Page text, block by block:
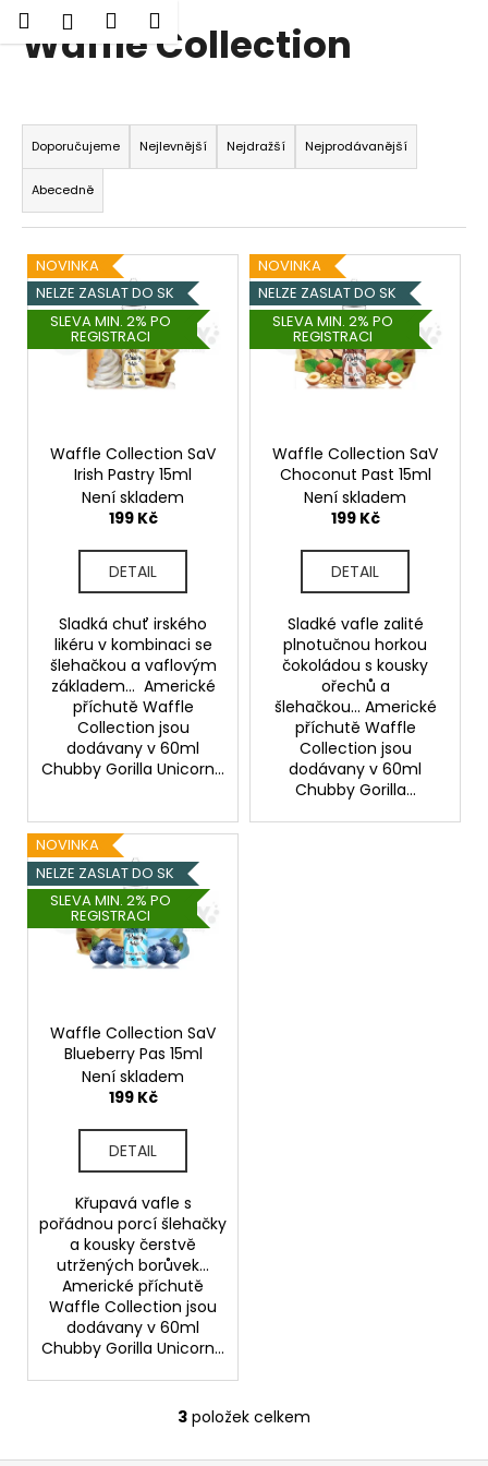
Přejít
HledatPřihlášení
Nákupní
košík
Waffle Collection
Ř
a
z
e
n
í
p
r
o
Doporučujeme Nejlevnější Nejdražší Nejprodávanější
Abecedně
V
ý
p
i
NOVINKA
NELZE ZASLAT DO SK
SLEVA MIN. 2% PO
REGISTRACI
Waffle Collection SaV
Irish Pastry 15ml
Není skladem
199 Kč
DETAIL
Sladká chuť irského
likéru v kombinaci se
šlehačkou a vaflovým
základem... Americké
příchutě Waffle
Collection jsou
dodávany v 60ml
Chubby Gorilla Unicorn...
NOVINKA
NELZE ZASLAT DO SK
SLEVA MIN. 2% PO
REGISTRACI
Waffle Collection SaV
Choconut Past 15ml
Není skladem
199 Kč
DETAIL
Sladké vafle zalité
plnotučnou horkou
čokoládou s kousky
ořechů a
šlehačkou... Americké
příchutě Waffle
Collection jsou
dodávany v 60ml
Chubby Gorilla...
NOVINKA
NELZE ZASLAT DO SK
SLEVA MIN. 2% PO
REGISTRACI
Waffle Collection SaV
Blueberry Pas 15ml
Není skladem
199 Kč
DETAIL
Křupavá vafle s
pořádnou porcí šlehačky
a kousky čerstvě
utržených borůvek...
Americké příchutě
Waffle Collection jsou
dodávany v 60ml
Chubby Gorilla Unicorn...
O
v
3 položek celkem
o Zpět
Zpět
C
o
p
o
t
ř
e
b
u
HLEDAT
D
o
p
r
INNOKIN
0,8
OHM
ŽHAVÍCÍ
HLAVA
Kč